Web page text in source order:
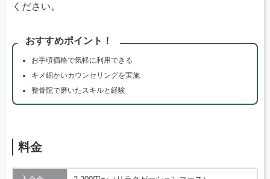
ください。
おすすめポイント！
お手頃価格で気軽に利用できる
キメ細かいカウンセリングを実施
整骨院で磨いたスキルと経験
料金